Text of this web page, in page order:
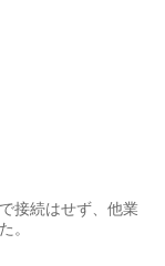
接続はせず、他業
。